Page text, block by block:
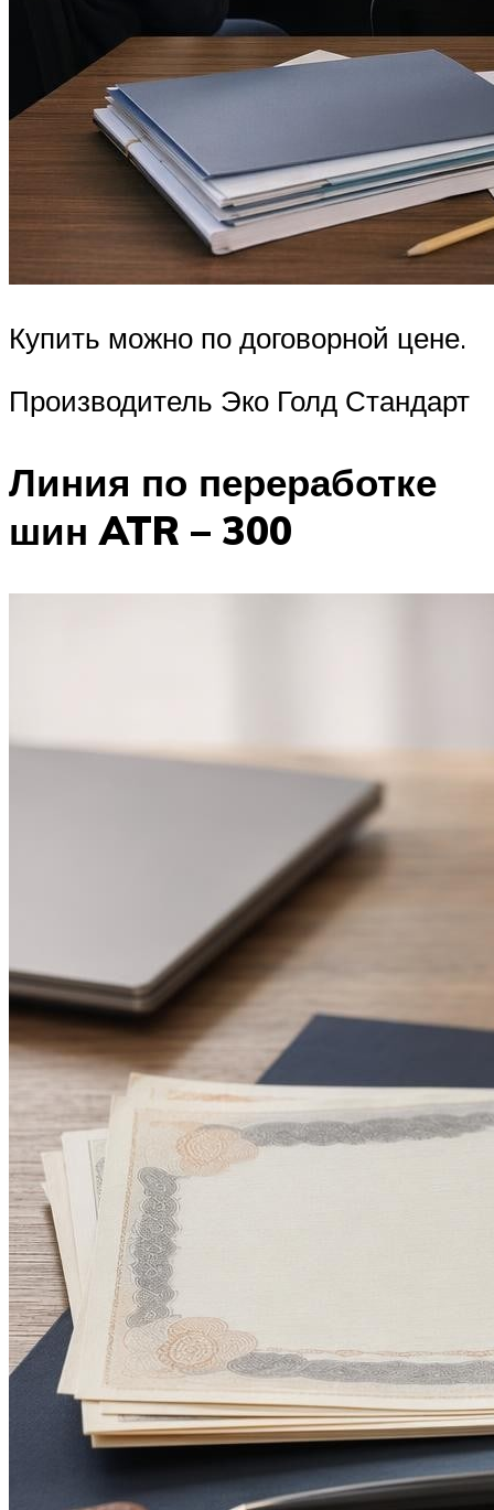
Купить можно по договорной цене.
Производитель Эко Голд Стандарт
Линия по переработке
шин ATR – 300